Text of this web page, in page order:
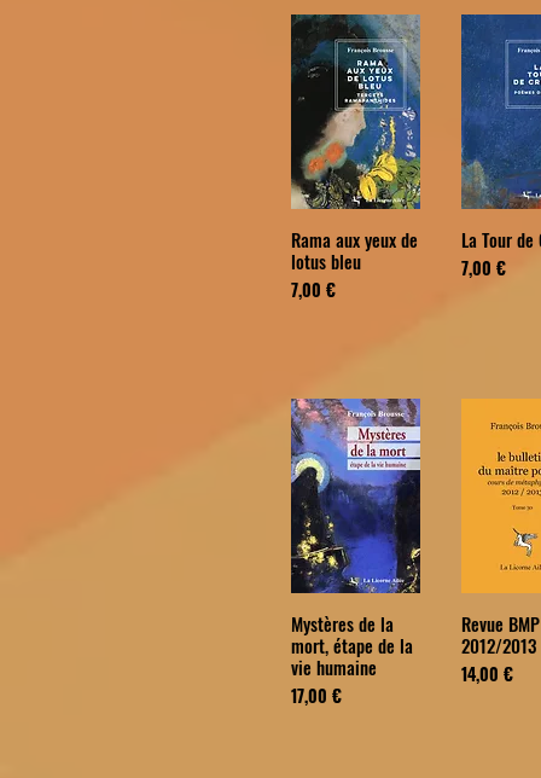
Rama aux yeux de
lotus bleu
Prix
7,00 €
La Tour
Prix
7,00 €
Mystères de la
mort, étape de la
vie humaine
Prix
17,00 €
Revue
2012/2013
Prix
14,00 €